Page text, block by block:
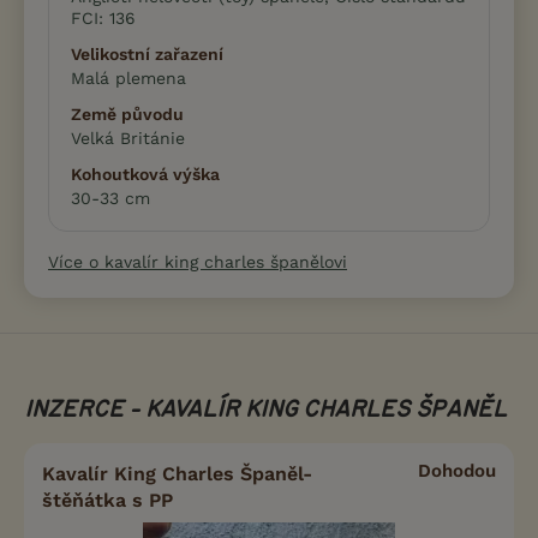
FCI: 136
Velikostní zařazení
Malá plemena
Země původu
Velká Británie
Kohoutková výška
30-33 cm
Více o kavalír king charles španělovi
INZERCE - KAVALÍR KING CHARLES ŠPANĚL
Kavalír King Charles Španěl-
štěňátka s PP
Dohodou